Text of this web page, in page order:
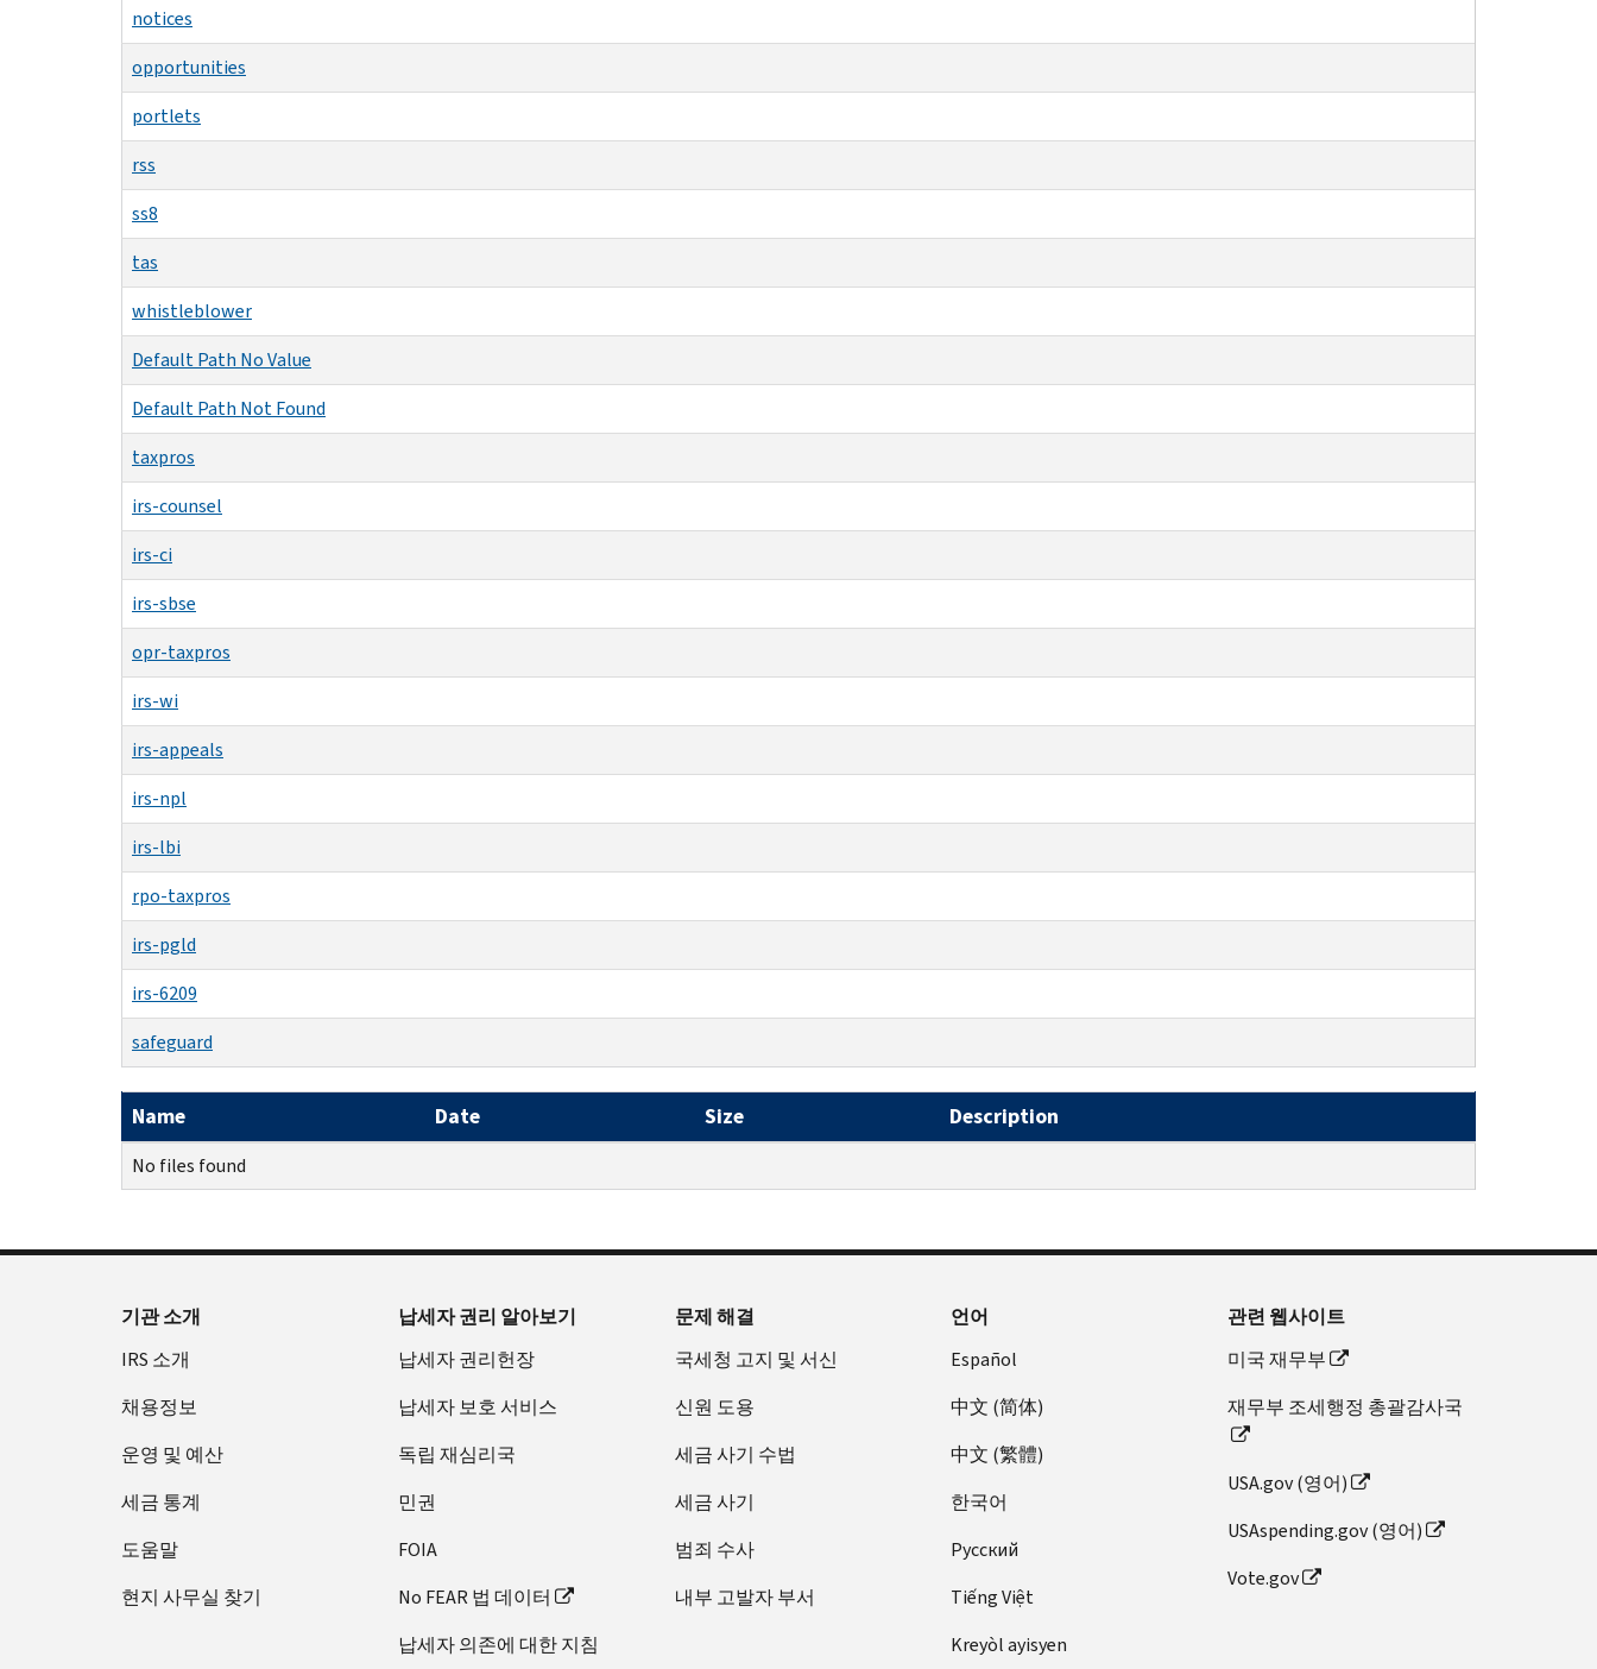
notices
opportunities
portlets
rss
ss8
tas
whistleblower
Default Path No Value
Default Path Not Found
taxpros
irs-counsel
irs-ci
irs-sbse
opr-taxpros
irs-wi
irs-appeals
irs-npl
irs-lbi
rpo-taxpros
irs-pgld
irs-6209
safeguard
Name Date Size Description
No files found
기관 소개
IRS 소개
채용정보
운영 및 예산
세금 통계
도움말
현지 사무실 찾기
납세자 권리 알아보기
납세자 권리헌장
납세자 보호 서비스
독립 재심리국
민권
FOIA
No FEAR 법 데이터
납세자 의존에 대한 지침
문제 해결
국세청 고지 및 서신
신원 도용
세금 사기 수법
세금 사기
범죄 수사
내부 고발자 부서
언어
Español
中文 (简体)
中文 (繁體)
한국어
Pусский
Tiếng Việt
Kreyòl ayisyen
관련 웹사이트
미국 재무부
재무부 조세행정 총괄감사국
USA.gov (영어)
USAspending.gov (영어)
Vote.gov